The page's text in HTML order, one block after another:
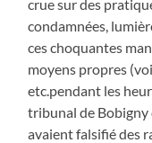
crue sur des
condamnées,
ces choquantes
moyens propres
etc.pendant les
tribunal de
avaient falsifié des